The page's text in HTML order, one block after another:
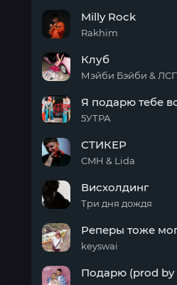
DA
CLUB
Rock
Milly Rock
Rakhim
Клуб
Мэйби Бэйби &
подарю
тебе
Я подарю тебе
5УТРА
СТИКЕР
CMH & Lida
Висхолдинг
Три дня дождя
тоже
Реперы тоже
keyswai
Подарю (prod by